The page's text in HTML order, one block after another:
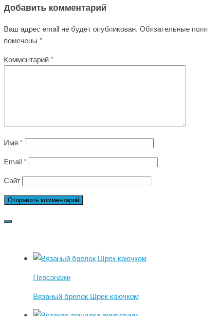
Добавить комментарий
Ваш адрес email не будет опубликован. Обязательные поля
помечены *
Комментарий*
Имя *
Email*
Сайт
Персонажи
Вязаный брелок Шрек крючком